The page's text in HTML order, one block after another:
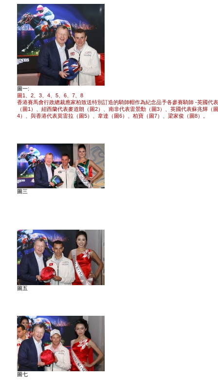
圖一:
圖1、2、3、4、5、6、7、8
香港賽馬會行政總裁應家柏致送特別訂造的騎師帽作為紀念品予各參賽騎師 -英國代
（圖1）、紐西蘭代表麥道朗（圖2）、南非代表雷景勳（圖3）、英國代表蘇兆輝（圖
4）、與香港代表莫雷拉（圖5）、韋達（圖6）、柏寶（圖7）、梁家俊（圖8）。
圖三
圖五
圖七